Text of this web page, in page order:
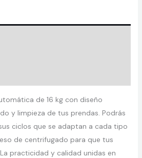
de 16 kg con diseño
y limpieza de tus prendas. Podrás
ciclos que se adaptan a cada tipo
de centrifugado para que tus
practicidad y calidad unidas en